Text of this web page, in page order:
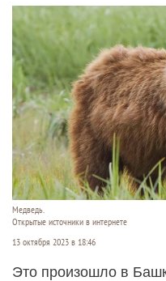
Медведь.
Открытые источники в интернете
13 октября 2023 в 18:46
Это произошло в